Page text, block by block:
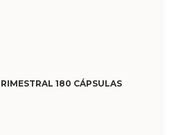
180 CÁPSULAS